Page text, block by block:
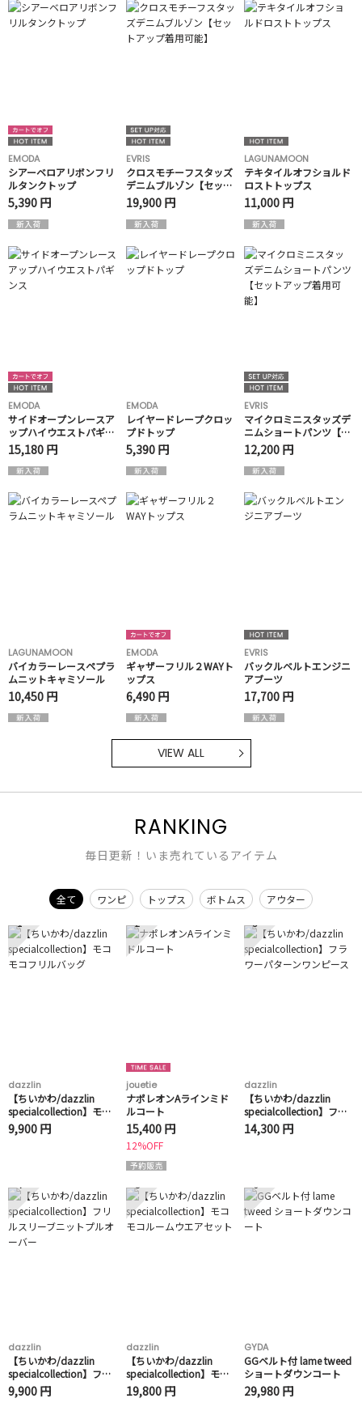
EMODA
シアーベロアリボンフリ
ルタンクトップ
5,390 円
EVRIS
クロスモチーフスタッズ
デニムブルゾン【セット
アップ着用可能】
19,900 円
LAGUNAMOON
テキタイルオフショルド
ロストトップス
11,000 円
EMODA
サイドオープンレースア
ップハイウエストパギン
ス
15,180 円
EMODA
レイヤードレープクロッ
プドトップ
5,390 円
EVRIS
マイクロミニスタッズデ
ニムショートパンツ【セ
ットアップ着用可能】
12,200 円
LAGUNAMOON
バイカラーレースペプラ
ムニットキャミソール
10,450 円
EMODA
ギャザーフリル２WAYト
ップス
6,490 円
EVRIS
バックルベルトエンジニ
アブーツ
17,700 円
VIEW ALL
RANKING
毎日更新！いま売れているアイテム
全て ワンピ トップス ボトムス アウター
1
dazzlin
【ちいかわ/dazzlin
specialcollection】モコ
モコフリルバッグ
9,900 円
2
jouetie
ナポレオンAラインミド
ルコート
15,400 円
12%OFF
3
dazzlin
【ちいかわ/dazzlin
specialcollection】フラ
ワーパターンワンピース
14,300 円
4
dazzlin
【ちいかわ/dazzlin
specialcollection】フリ
ルスリーブニットプルオ
ーバー
9,900 円
5
dazzlin
【ちいかわ/dazzlin
specialcollection】モコ
モコルームウエアセット
19,800 円
6
GYDA
GGベルト付 lame tweed
ショートダウンコート
29,980 円